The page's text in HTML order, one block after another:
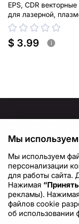
EPS, CDR
для лазерной,
резки
$ 3.99 i
Мы
Мы используем
персонализации
для работы сайта.
Нажимая
рекламы).
файлов cookie
об использовании